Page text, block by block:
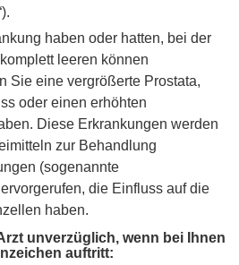
haben oder hatten, bei der
leeren können
Sie eine vergrößerte Prostata,
oder einen erhöhten
Diese Erkrankungen werden
zur Behandlung
(sogenannte
die Einfluss auf die
haben.
unverzüglich, wenn bei Ihnen
auftritt: